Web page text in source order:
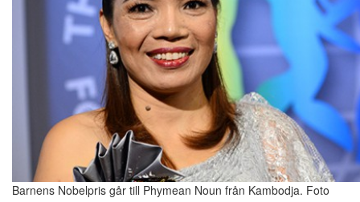
Barnens Nobelpris går till Phymean Noun från Kambodja. Foto